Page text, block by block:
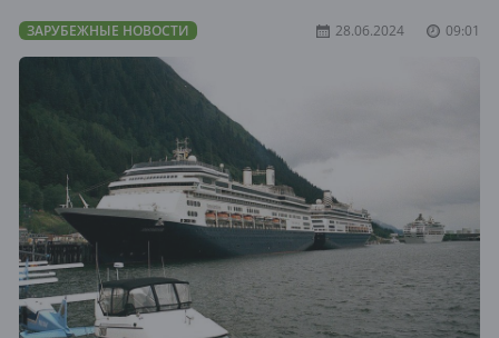
ЗАРУБЕЖНЫЕ НОВОСТИ 28.06.2024 09:01